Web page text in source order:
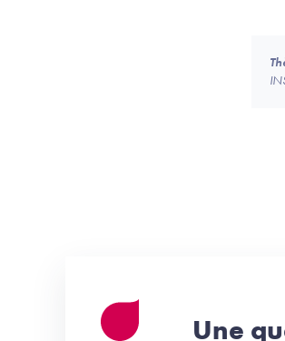
Une